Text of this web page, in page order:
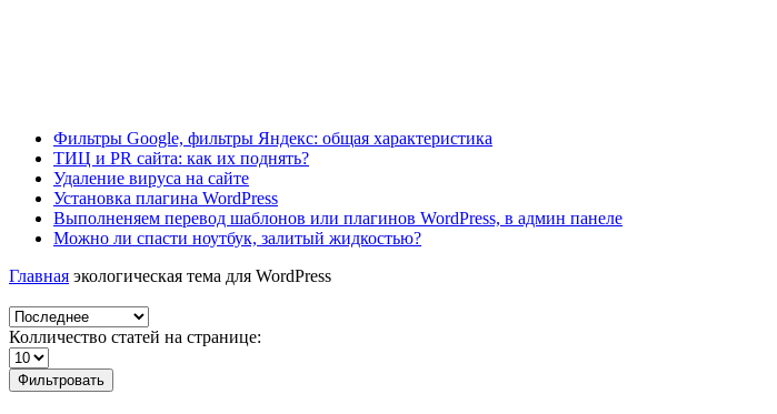
Фильтры Google, фильтры Яндекс: общая характеристика
ТИЦ и PR сайта: как их поднять?
Удаление вируса на сайте
Установка плагина WordPress
Выполненяем перевод шаблонов или плагинов WordPress, в админ панеле
Можно ли спасти ноутбук, залитый жидкостью?
Главная экологическая тема для WordPress
Колличество статей на странице:
Фильтровать